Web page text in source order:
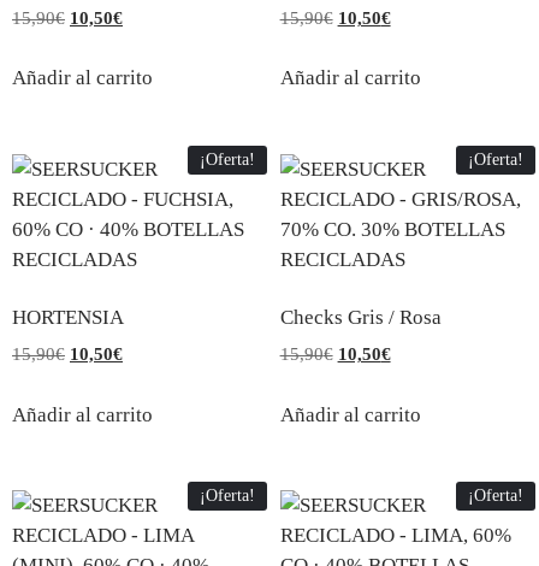
15,90€ 10,50€
Añadir al carrito
15,90€ 10,50€
Añadir al carrito
¡Oferta!
HORTENSIA
15,90€ 10,50€
Añadir al carrito
¡Oferta!
Checks Gris / Rosa
15,90€ 10,50€
Añadir al carrito
¡Oferta! ¡Oferta!